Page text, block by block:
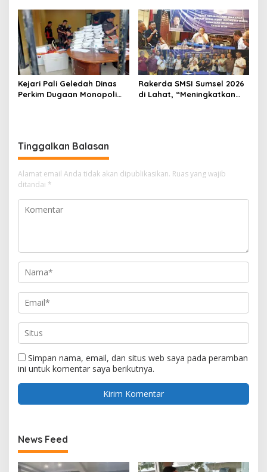
CARI GAS 3 KG
Kejari Pali Geledah Dinas
Perkim Dugaan Monopoli
Rakerda SMSI Sumsel 2026
di Lahat, “Meningkatkan
Tinggalkan Balasan
Alamat email Anda tidak akan dipublikasikan. Ruas yang wajib
ditandai *
Simpan nama, email, dan situs web saya pada peramban
ini untuk komentar saya berikutnya.
News Feed